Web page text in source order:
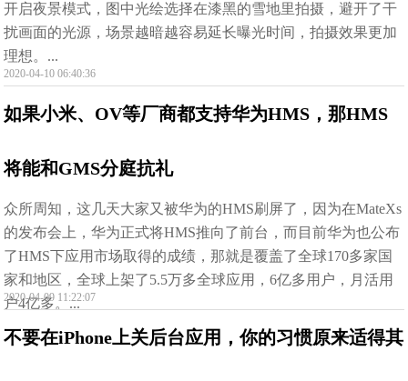
开启夜景模式，图中光绘选择在漆黑的雪地里拍摄，避开了干
扰画面的光源，场景越暗越容易延长曝光时间，拍摄效果更加
理想。...
2020-04-10 06:40:36
如果小米、OV等厂商都支持华为HMS，那HMS
将能和GMS分庭抗礼
众所周知，这几天大家又被华为的HMS刷屏了，因为在MateXs
的发布会上，华为正式将HMS推向了前台，而目前华为也公布
了HMS下应用市场取得的成绩，那就是覆盖了全球170多家国
家和地区，全球上架了5.5万多全球应用，6亿多用户，月活用
户4亿多。...
2020-04-09 11:22:07
不要在iPhone上关后台应用，你的习惯原来适得其